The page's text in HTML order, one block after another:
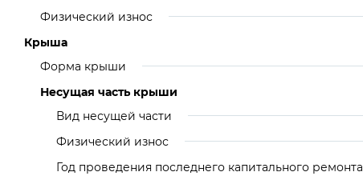
Физический износ
Крыша
Форма крыши
Несущая часть крыши
Вид несущей части
Физический износ
Год проведения последнего капитального ремонта